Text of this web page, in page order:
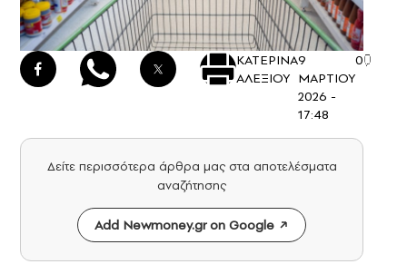
ΚΑΤΕΡΙΝΑ
ΑΛΕΞΙΟΥ
9
ΜΑΡΤΙΟΥ
2026 -
17:48
0
Δείτε περισσότερα άρθρα μας στα αποτελέσματα
αναζήτησης
Add Newmoney.gr on Google